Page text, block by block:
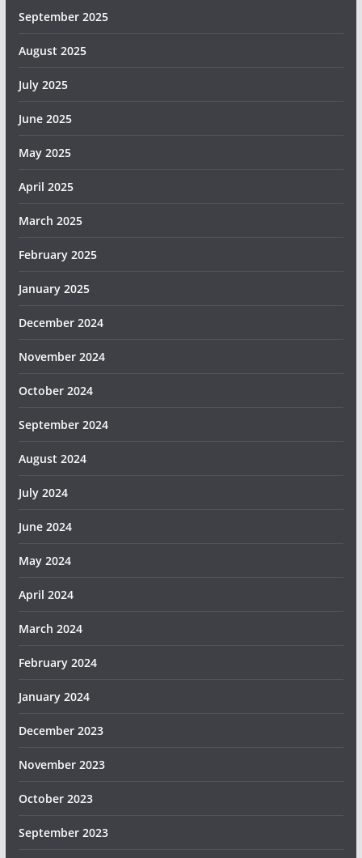
September 2025
August 2025
July 2025
June 2025
May 2025
April 2025
March 2025
February 2025
January 2025
December 2024
November 2024
October 2024
September 2024
August 2024
July 2024
June 2024
May 2024
April 2024
March 2024
February 2024
January 2024
December 2023
November 2023
October 2023
September 2023